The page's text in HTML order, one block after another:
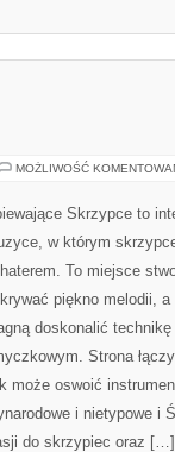
MOŻLIWOŚĆ
Skrzypce to
w którym
To miejsce
piękno melodii,
doskonalić
Strona
może oswoić
i nietypowe i
do skrzypiec oraz […]